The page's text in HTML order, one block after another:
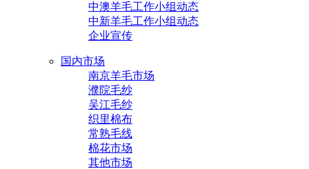
中澳羊毛工作小组动态
中新羊毛工作小组动态
企业宣传
国内市场
南京羊毛市场
濮院毛纱
吴江毛纱
织里棉布
常熟毛线
棉花市场
其他市场